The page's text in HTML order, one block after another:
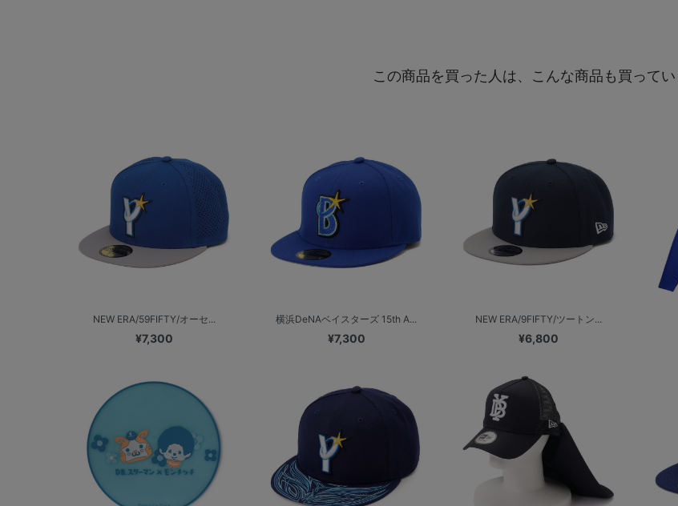
この商品を買った人は、こんな商品も買って
NEW ERA/59FIFTY/オーセ...
¥7,300
横浜DeNAベイスターズ 15th A...
¥7,300
NEW ERA/9FIFTY/ツートン...
¥6,800